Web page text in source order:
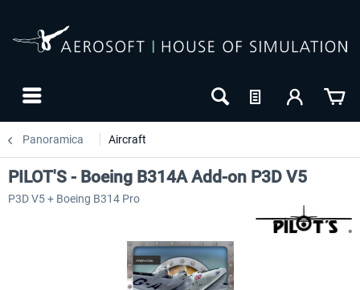
Panoramica Aircraft
PILOT'S - Boeing B314A Add-on P3D V5
P3D V5 + Boeing B314 Pro